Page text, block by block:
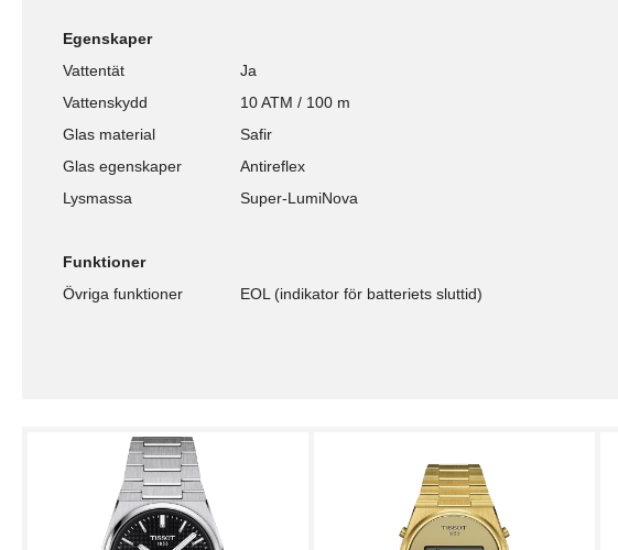
Egenskaper
Vattentät
Ja
Vattenskydd
10 ATM / 100 m
Glas material
Safir
Glas egenskaper
Antireflex
Lysmassa
Super-LumiNova
Funktioner
Övriga funktioner
EOL (indikator för batteriets sluttid)